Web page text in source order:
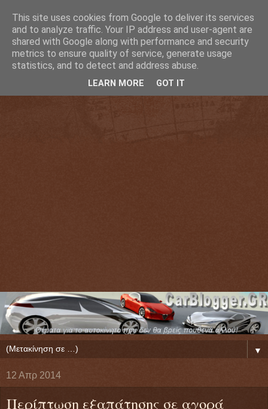
▼
12 Απρ 2014
Περίπτωση εξαπάτησης σε αγορά
This site uses cookies from Google to deliver its services
and to analyze traffic. Your IP address and user-agent are
shared with Google along with performance and security
metrics to ensure quality of service, generate usage
statistics, and to detect and address abuse.
LEARN MORE GOT IT